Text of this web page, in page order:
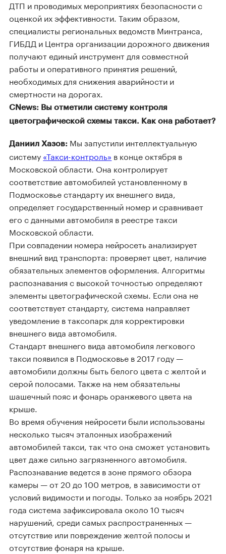
ДТП и проводимых мероприятиях безопасности с
оценкой их эффективности. Таким образом,
специалисты региональных ведомств Минтранса,
ГИБДД и Центра организации дорожного движения
получают единый инструмент для совместной
работы и оперативного принятия решений,
необходимых для снижения аварийности и
смертности на дорогах.
CNews: Вы отметили систему контроля
цветографической схемы такси. Как она работает?
Даниил Хазов: Мы запустили интеллектуальную
систему «Такси-контроль» в конце октября в
Московской области. Она контролирует
соответствие автомобилей установленному в
Подмосковье стандарту их внешнего вида,
определяет государственный номер и сравнивает
его с данными автомобиля в реестре такси
Московской области.
При совпадении номера нейросеть анализирует
внешний вид транспорта: проверяет цвет, наличие
обязательных элементов оформления. Алгоритмы
распознавания с высокой точностью определяют
элементы цветографической схемы. Если она не
соответствует стандарту, система направляет
уведомление в таксопарк для корректировки
внешнего вида автомобиля.
Стандарт внешнего вида автомобиля легкового
такси появился в Подмосковье в 2017 году —
автомобили должны быть белого цвета с желтой и
серой полосами. Также на нем обязательны
шашечный пояс и фонарь оранжевого цвета на
крыше.
Во время обучения нейросети были использованы
несколько тысяч эталонных изображений
автомобилей такси, так что она сможет установить
цвет даже сильно загрязненного автомобиля.
Распознавание ведется в зоне прямого обзора
камеры — от 20 до 100 метров, в зависимости от
условий видимости и погоды. Только за ноябрь 2021
года система зафиксировала около 10 тысяч
нарушений, среди самых распространенных —
отсутствие или повреждение желтой полосы и
отсутствие фонаря на крыше.